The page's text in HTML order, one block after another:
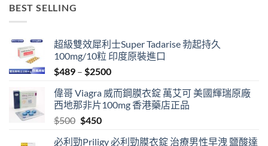
BEST SELLING
超級雙效犀利士Super Tadarise 勃起持久
100mg/10粒 印度原裝進口
$489 – $2500Price
$489
through
偉哥 Viagra 威而鋼膜衣錠 萬艾可 美國輝瑞原廠
西地那非片100mg 香港藥店正品
$500 Original
$450Current
必利勁Priligy 必利勁膜衣錠 治療男性早洩 鹽酸達